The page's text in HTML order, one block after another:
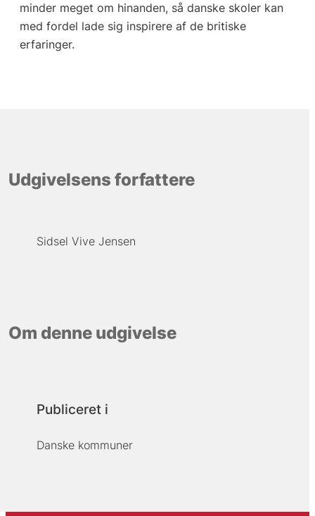
minder meget om hinanden, så danske skoler kan
med fordel lade sig inspirere af de britiske
erfaringer.
Udgivelsens forfattere
Sidsel Vive Jensen
Om denne udgivelse
Publiceret i
Danske kommuner